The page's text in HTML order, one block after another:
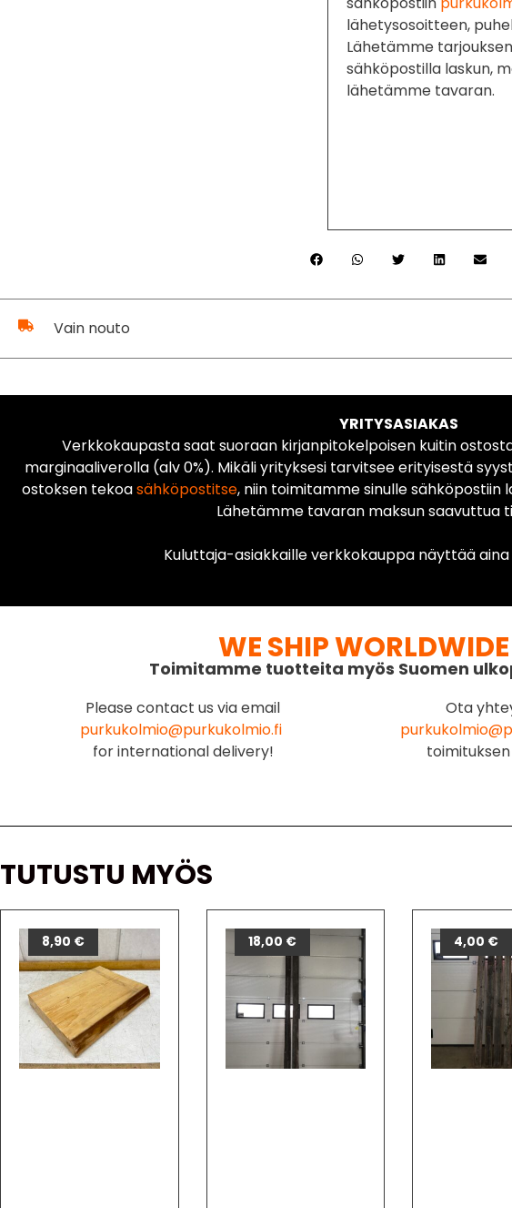
lähetysosoitteen,
Lähetämme
sähköpostilla laskun,
lähetämme tavaran.
Vain nouto
YRITYSASIAKAS
Verkkokaupasta saat suoraan kirjanpitokelpoisen kuitin
marginaaliverolla (alv 0%). Mikäli yrityksesi tarvitsee erityisestä
ostoksen tekoasähköpostitse, niin toimitamme sinulle sähköpostiin
Lähetämme tavaran maksun saavuttua
Kuluttaja-asiakkaille verkkokauppa näyttää aina
WE SHIP WORLDWIDE
Toimitamme tuotteita myös Suomen
Please contact us via email
purkukolmio@purkukolmio.fi
for international delivery!
Ota
TUTUSTU MYÖS
8,90 € 18,00 € 4,00 €